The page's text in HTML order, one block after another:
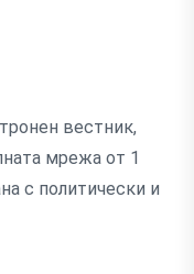
вестник,
мрежа от 1
с политически и